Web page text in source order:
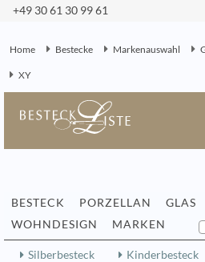
+49 30 61 30 99 61
Home Bestecke Markenauswahl
XY
BESTECK
PORZELLAN GLAS
WOHNDESIGN
MARKEN
Silberbesteck Kinderbesteck